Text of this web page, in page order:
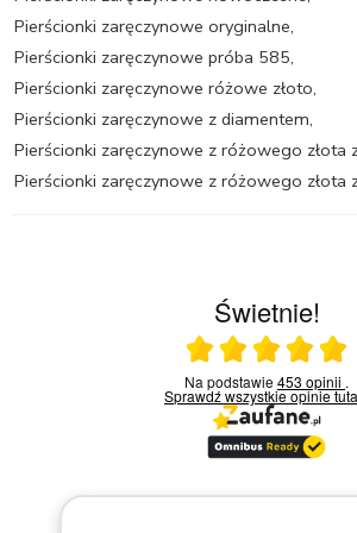
Pierścionki zaręczynowe oryginalne,
Pierścionki zaręczynowe próba 585,
Pierścionki zaręczynowe różowe złoto,
Pierścionki zaręczynowe z diamentem,
Pierścionki zaręczynowe z różowego złota
Pierścionki zaręczynowe z różowego złota
Świetnie!
Ocena
Na podstawie453 opinii .
Sprawdź wszystkie opinie